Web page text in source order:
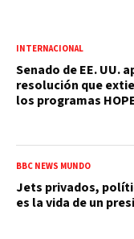
INTERNACIONAL
Senado de EE. UU.
resolución que
los programas
BBC NEWS MUNDO
Jets privados,
es la vida de un